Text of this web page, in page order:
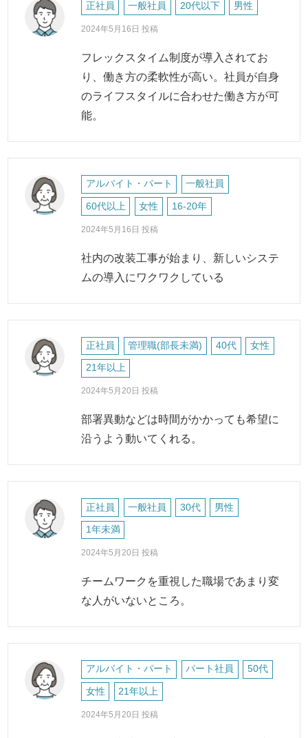
正社員 一般社員 20代以下 男性
2024年5月16日 投稿
フレックスタイム制度が導入されてお
り、働き方の柔軟性が高い。社員が自身
のライフスタイルに合わせた働き方が可
能。
アルバイト・パート 一般社員
60代以上 女性 16-20年
2024年5月16日 投稿
社内の改装工事が始まり、新しいシステ
ムの導入にワクワクしている
正社員 管理職(部長未満) 40代 女性
21年以上
2024年5月20日 投稿
部署異動などは時間がかかっても希望に
沿うよう動いてくれる。
正社員 一般社員 30代 男性
1年未満
2024年5月20日 投稿
チームワークを重視した職場であまり変
な人がいないところ。
アルバイト・パート パート社員 50代
女性 21年以上
2024年5月20日 投稿